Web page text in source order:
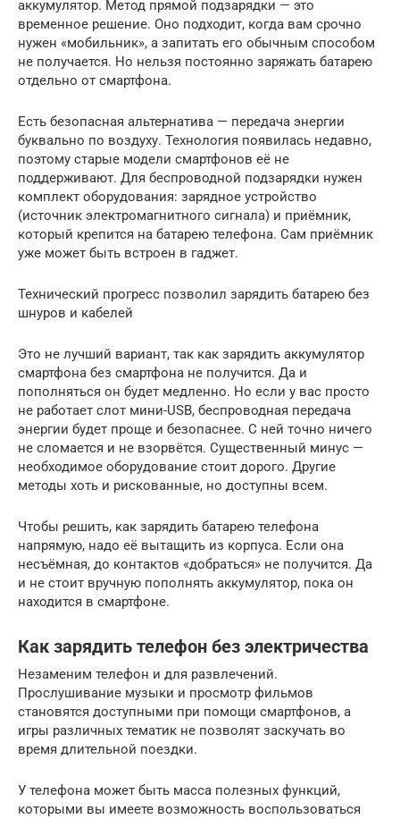
аккумулятор. Метод прямой подзарядки — это
временное решение. Оно подходит, когда вам срочно
нужен «мобильник», а запитать его обычным способом
не получается. Но нельзя постоянно заряжать батарею
отдельно от смартфона.
Есть безопасная альтернатива — передача энергии
буквально по воздуху. Технология появилась недавно,
поэтому старые модели смартфонов её не
поддерживают. Для беспроводной подзарядки нужен
комплект оборудования: зарядное устройство
(источник электромагнитного сигнала) и приёмник,
который крепится на батарею телефона. Сам приёмник
уже может быть встроен в гаджет.
Технический прогресс позволил зарядить батарею без
шнуров и кабелей
Это не лучший вариант, так как зарядить аккумулятор
смартфона без смартфона не получится. Да и
пополняться он будет медленно. Но если у вас просто
не работает слот мини-USB, беспроводная передача
энергии будет проще и безопаснее. С ней точно ничего
не сломается и не взорвётся. Существенный минус —
необходимое оборудование стоит дорого. Другие
методы хоть и рискованные, но доступны всем.
Чтобы решить, как зарядить батарею телефона
напрямую, надо её вытащить из корпуса. Если она
несъёмная, до контактов «добраться» не получится. Да
и не стоит вручную пополнять аккумулятор, пока он
находится в смартфоне.
Как зарядить телефон без электричества
Незаменим телефон и для развлечений.
Прослушивание музыки и просмотр фильмов
становятся доступными при помощи смартфонов, а
игры различных тематик не позволят заскучать во
время длительной поездки.
У телефона может быть масса полезных функций,
которыми вы имеете возможность воспользоваться